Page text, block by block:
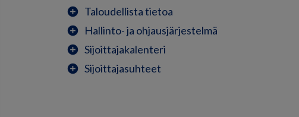
add_circle Taloudellista tietoa
add_circle Hallinto- ja ohjausjärjestelmä
add_circle Sijoittajakalenteri
add_circle Sijoittajasuhteet